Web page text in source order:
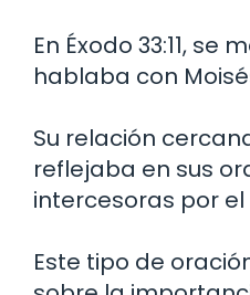
En Éxodo 33:11, se
hablaba con
Su relación
reflejaba en sus
intercesoras por
Este tipo de